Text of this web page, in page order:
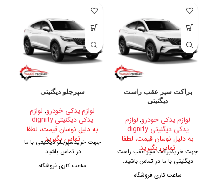
براکت سپر عقب راست
دیگنیتی
لوازم یدکی خودرو, لوازم
یدکی دیگنیتی dignity
به دلیل نوسان قیمت، لطفا
تماس بگیرید
جهت خریدبراکت سپر عقب راست
دیگنیتی با ما در تماس باشید.
ساعت کاری فروشگاه
سپرجلو دیگنیتی
لوازم یدکی خودرو, لوازم
یدکی دیگنیتی dignity
به دلیل نوسان قیمت، لطفا
تماس بگیرید
جهت خریدسپرجلو دیگنیتی با ما
در تماس باشید.
ساعت کاری فروشگاه